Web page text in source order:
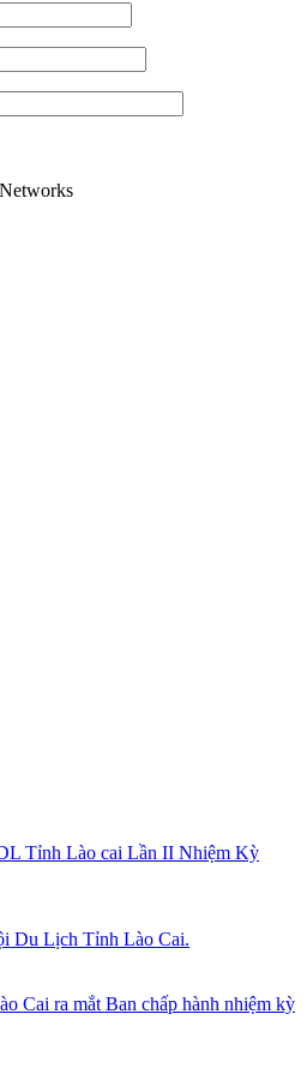
Tỉnh Lào cai Lần II Nhiệm Kỳ
Du Lịch Tỉnh Lào Cai.
Cai ra mắt Ban chấp hành nhiệm kỳ